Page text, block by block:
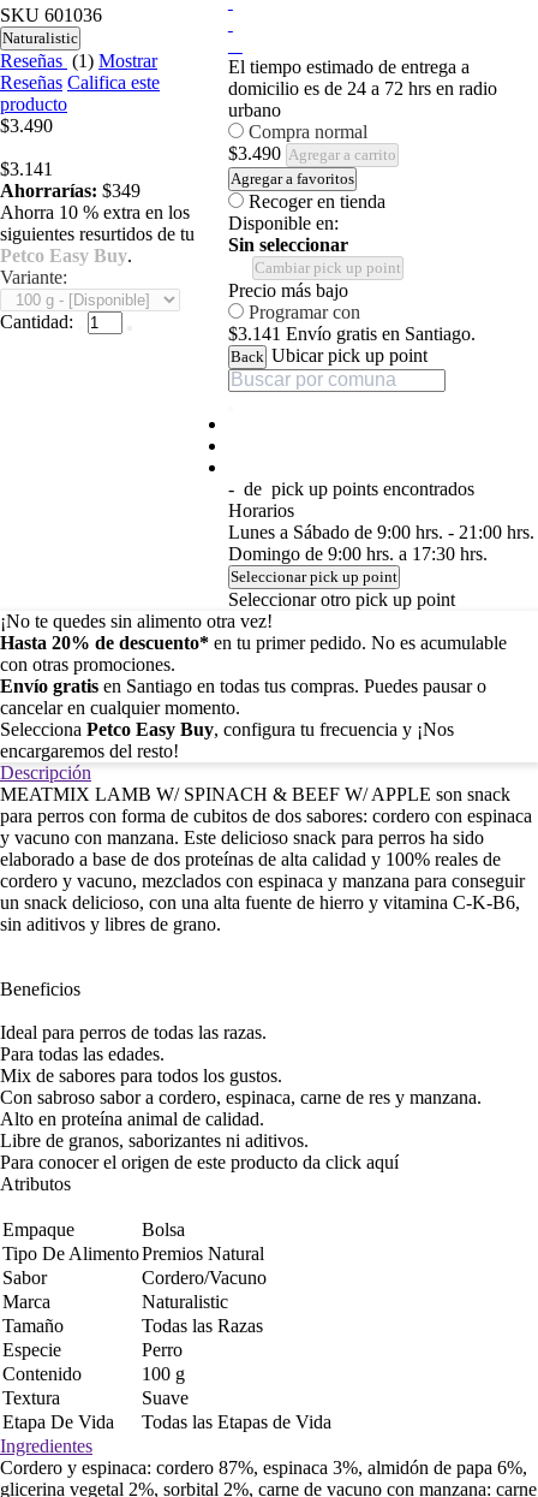
SKU 601036
Naturalistic
Reseñas (1) Mostrar
Reseñas Califica este
producto
$3.490
$3.141
Ahorrarías: $349
Ahorra 10 % extra en los
siguientes resurtidos de tu
Petco Easy Buy.
Variante:
Cantidad:
El tiempo estimado de entrega a
domicilio es de 24 a 72 hrs en radio
urbano
Compra normal
$3.490 Agregar a carrito
Agregar a favoritos
Recoger en tienda
Disponible en:
Sin seleccionar
Cambiar pick up point
Precio más bajo
Programar con
$3.141 Envío gratis en Santiago.
Back Ubicar pick up point
- de pick up points encontrados
Horarios
Lunes a Sábado de 9:00 hrs. - 21:00 hrs.
Domingo de 9:00 hrs. a 17:30 hrs.
Seleccionar pick up point
Seleccionar otro pick up point
¡No te quedes sin alimento otra vez!
Hasta 20% de descuento* en tu primer pedido. No es acumulable
con otras promociones.
Envío gratis en Santiago en todas tus compras. Puedes pausar o
cancelar en cualquier momento.
Selecciona Petco Easy Buy, configura tu frecuencia y ¡Nos
encargaremos del resto!
Descripción
MEATMIX LAMB W/ SPINACH & BEEF W/ APPLE son snack
para perros con forma de cubitos de dos sabores: cordero con espinaca
y vacuno con manzana. Este delicioso snack para perros ha sido
elaborado a base de dos proteínas de alta calidad y 100% reales de
cordero y vacuno, mezclados con espinaca y manzana para conseguir
un snack delicioso, con una alta fuente de hierro y vitamina C-K-B6,
sin aditivos y libres de grano.
Beneficios
Ideal para perros de todas las razas.
Para todas las edades.
Mix de sabores para todos los gustos.
Con sabroso sabor a cordero, espinaca, carne de res y manzana.
Alto en proteína animal de calidad.
Libre de granos, saborizantes ni aditivos.
Para conocer el origen de este producto da click aquí
Atributos
Empaque
Bolsa
Tipo De AlimentoPremios Natural
Sabor
Cordero/Vacuno
Marca
Naturalistic
Tamaño
Todas las Razas
Especie
Perro
Contenido
100 g
Textura
Suave
Etapa De Vida
Todas las Etapas de Vida
Ingredientes
Cordero y espinaca: cordero 87%, espinaca 3%, almidón de papa 6%,
glicerina vegetal 2%, sorbital 2%, carne de vacuno con manzana: carne